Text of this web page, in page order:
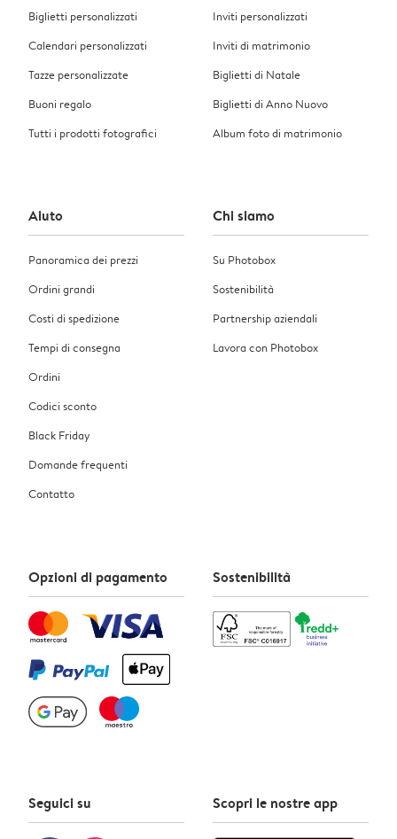
Biglietti personalizzati
Calendari personalizzati
Tazze personalizzate
Buoni regalo
Tutti i prodotti fotografici
Inviti personalizzati
Inviti di matrimonio
Biglietti di Natale
Biglietti di Anno Nuovo
Album foto di matrimonio
Aiuto
Panoramica dei prezzi
Ordini grandi
Costi di spedizione
Tempi di consegna
Ordini
Codici sconto
Black Friday
Domande frequenti
Contatto
Chi siamo
Su Photobox
Sostenibilità
Partnership aziendali
Lavora con Photobox
Opzioni di pagamento Sostenibilità
Seguici su Scopri le nostre app